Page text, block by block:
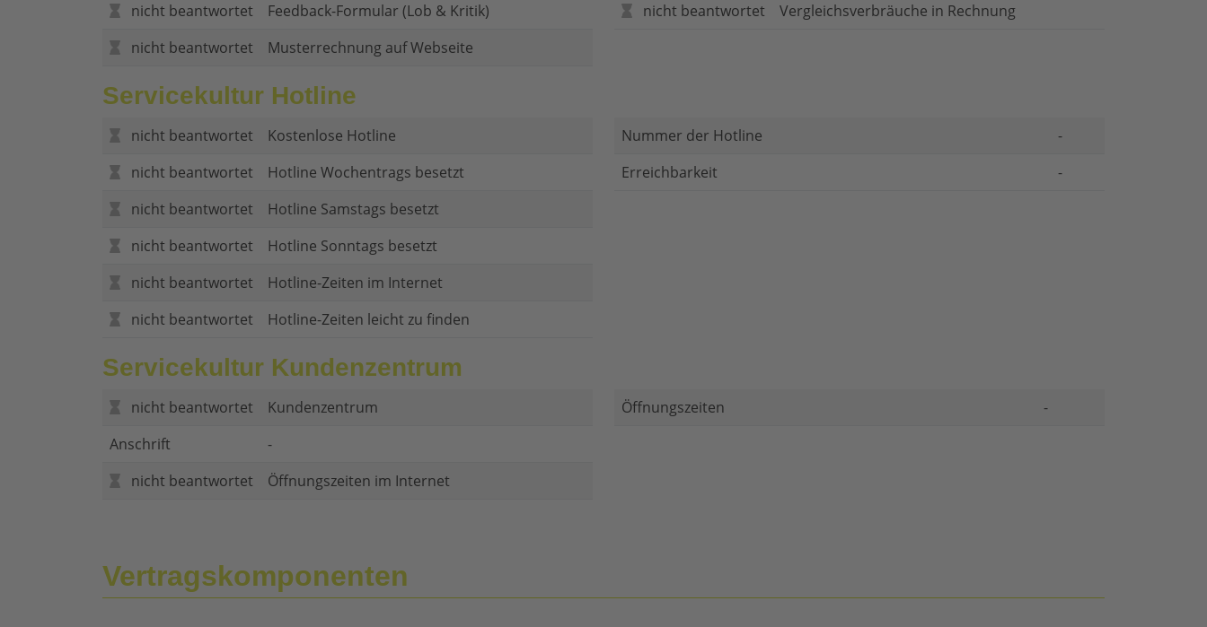
nicht beantwortet
Feedback-Formular (Lob & Kritik)
nicht beantwortet
Musterrechnung auf Webseite
nicht beantwortet
Vergleichsverbräuche in Rechnung
Servicekultur Hotline
nicht beantwortet
Kostenlose Hotline
nicht beantwortet
Hotline Wochentrags besetzt
nicht beantwortet
Hotline Samstags besetzt
nicht beantwortet
Hotline Sonntags besetzt
nicht beantwortet
Hotline-Zeiten im Internet
nicht beantwortet
Hotline-Zeiten leicht zu finden
Nummer der Hotline
-
Erreichbarkeit
-
Servicekultur Kundenzentrum
nicht beantwortet
Kundenzentrum
Anschrift
-
nicht beantwortet
Öffnungszeiten im Internet
Öffnungszeiten -
Vertragskomponenten